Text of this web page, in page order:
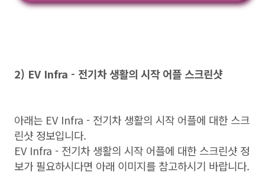
2) EV Infra - 전기차 생활의 시작 어플 스크린샷
아래는 EV Infra - 전기차 생활의 시작 어플에 대한 스크
린샷 정보입니다.
EV Infra - 전기차 생활의 시작 어플에 대한 스크린샷 정
보가 필요하시다면 아래 이미지를 참고하시기 바랍니다.